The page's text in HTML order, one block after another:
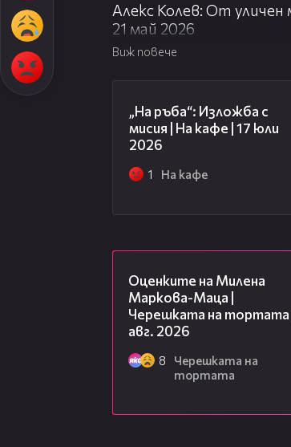
Алекс Колев: От
21 май 2026
Виж повече
„На ръба“: Изложба с
мисия | На кафе | 17 юли
2026
1 На кафе
Оценките на Милена
Маркова-Маца |
Черешката на тортата
авг. 2026
8
Черешката на
тортата